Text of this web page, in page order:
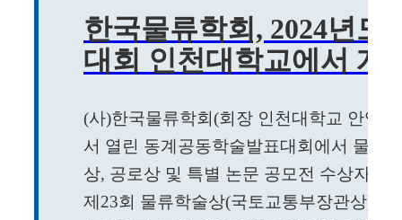
한국물류학회, 2024년도
대회 인천대학교에서 개
(사)한국물류학회(회장 인천대학교 안영
서 열린 동계공동학술발표대회에서 물류
상, 공로상 및 특별 논문 공모전 수상자를
제23회 물류학술상(국토교통부장관상)은